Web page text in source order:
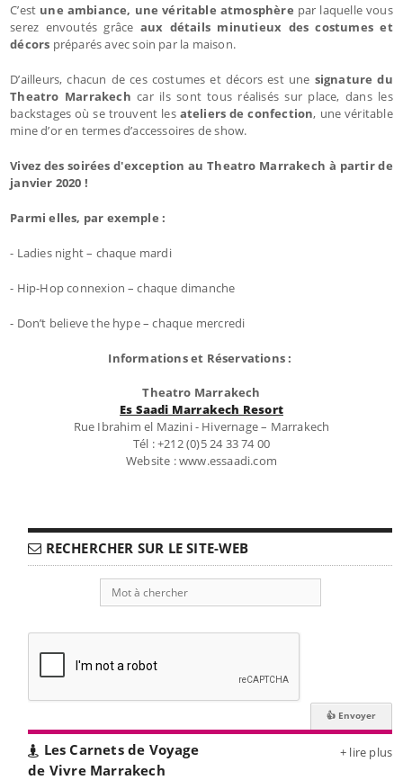
C’est une ambiance, une véritable atmosphère par laquelle vous
serez envoutés grâce aux détails minutieux des costumes et
décors préparés avec soin par la maison.
D’ailleurs, chacun de ces costumes et décors est une signature du
Theatro Marrakech car ils sont tous réalisés sur place, dans les
backstages où se trouvent les ateliers de confection, une véritable
mine d’or en termes d’accessoires de show.
Vivez des soirées d'exception au Theatro Marrakech à partir de
janvier 2020 !
Parmi elles, par exemple :
- Ladies night – chaque mardi
- Hip-Hop connexion – chaque dimanche
- Don’t believe the hype – chaque mercredi
Informations et Réservations :
Theatro Marrakech
Es Saadi Marrakech Resort
Rue Ibrahim el Mazini - Hivernage – Marrakech
Tél : +212 (0)5 24 33 74 00
Website : www.essaadi.com
RECHERCHER SUR LE SITE-WEB
Les Carnets de Voyage
de Vivre Marrakech
+ lire plus